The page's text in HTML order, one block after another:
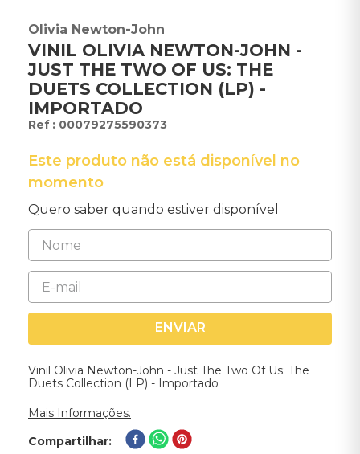
Olivia Newton-John
VINIL OLIVIA NEWTON-JOHN -
JUST THE TWO OF US: THE
DUETS COLLECTION (LP) -
IMPORTADO
: 00079275590373
Este produto não está disponível no
momento
Quero saber quando estiver disponível
ENVIAR
Vinil Olivia Newton-John - Just The Two Of Us: The
Duets Collection (LP) - Importado
Mais Informações.
Compartilhar